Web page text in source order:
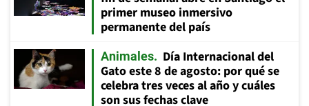
primer museo inmersivo
permanente del país
Animales
Día Internacional del
Gato este 8 de agosto: por qué se
celebra tres veces al año y cuáles
son sus fechas clave